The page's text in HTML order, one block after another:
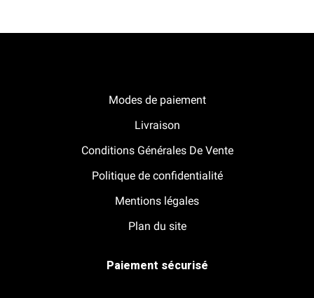
Modes de paiement
Livraison
Conditions Générales De Vente
Politique de confidentialité
Mentions légales
Plan du site
Paiement sécurisé